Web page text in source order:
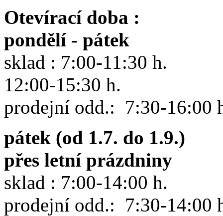
Otevírací doba :
pondělí - pátek
sklad : 7:00-11:30 h.
12:00-15:30 h.
prodejní odd.: 7:30-16:00
pátek (od 1.7. do 1.9.)
přes letní prázdniny
sklad : 7:00-14:00 h.
prodejní odd.: 7:30-14:00